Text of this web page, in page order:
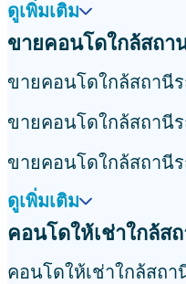
ดูเพิ่มเติม
ขายคอนโดใกล้สถา
ขายคอนโดใกล้สถานี
ขายคอนโดใกล้สถานี
ขายคอนโดใกล้สถานี
ดูเพิ่มเติม
คอนโดให้เช่าใกล้ส
คอนโดให้เช่าใกล้สถ